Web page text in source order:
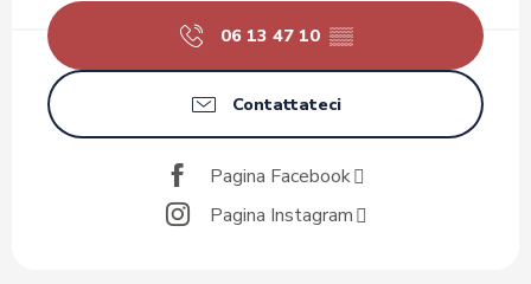
06 13 47 10 ▒▒
Contattateci
Pagina Facebook
Pagina Instagram